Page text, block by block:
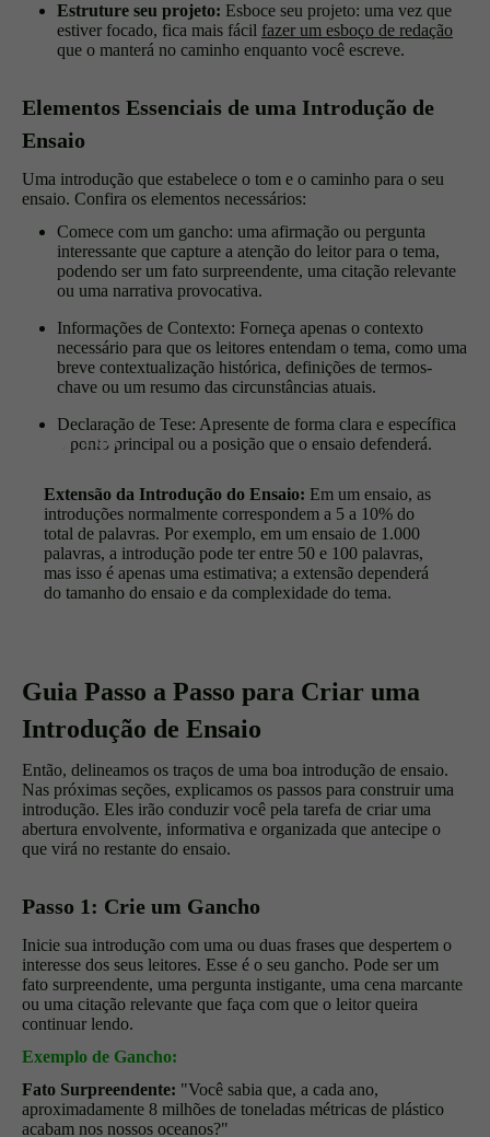
Estruture seu projeto: Esboce seu projeto: uma vez que
estiver focado, fica mais fácil fazer um esboço de redação
que o manterá no caminho enquanto você escreve.
Elementos Essenciais de uma Introdução de
Ensaio
Uma introdução que estabelece o tom e o caminho para o seu
ensaio. Confira os elementos necessários:
Comece com um gancho: uma afirmação ou pergunta
interessante que capture a atenção do leitor para o tema,
podendo ser um fato surpreendente, uma citação relevante
ou uma narrativa provocativa.
Informações de Contexto: Forneça apenas o contexto
necessário para que os leitores entendam o tema, como uma
breve contextualização histórica, definições de termos-
chave ou um resumo das circunstâncias atuais.
Declaração de Tese: Apresente de forma clara e específica
o ponto principal ou a posição que o ensaio defenderá.
Extensão da Introdução do Ensaio: Em um ensaio, as
introduções normalmente correspondem a 5 a 10% do
total de palavras. Por exemplo, em um ensaio de 1.000
palavras, a introdução pode ter entre 50 e 100 palavras,
mas isso é apenas uma estimativa; a extensão dependerá
do tamanho do ensaio e da complexidade do tema.
Guia Passo a Passo para Criar uma
Introdução de Ensaio
Então, delineamos os traços de uma boa introdução de ensaio.
Nas próximas seções, explicamos os passos para construir uma
introdução. Eles irão conduzir você pela tarefa de criar uma
abertura envolvente, informativa e organizada que antecipe o
que virá no restante do ensaio.
Passo 1: Crie um Gancho
Inicie sua introdução com uma ou duas frases que despertem o
interesse dos seus leitores. Esse é o seu gancho. Pode ser um
fato surpreendente, uma pergunta instigante, uma cena marcante
ou uma citação relevante que faça com que o leitor queira
continuar lendo.
Exemplo de Gancho:
Fato Surpreendente: "Você sabia que, a cada ano,
aproximadamente 8 milhões de toneladas métricas de plástico
acabam nos nossos oceanos?"